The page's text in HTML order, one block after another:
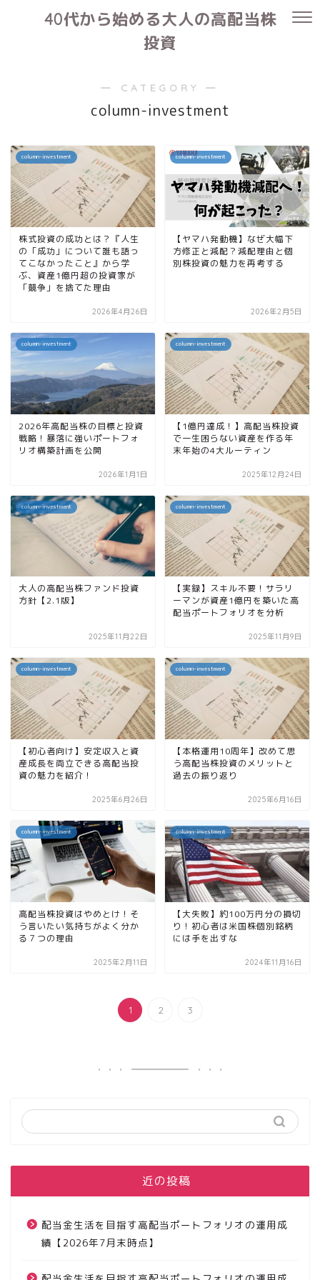
40代から始める大人の高配当株
投資
― CATEGORY ―
column-investment
column-investment
株式投資の成功とは？『人生
の「成功」について誰も語っ
てこなかったこと』から学
ぶ、資産1億円超の投資家が
「競争」を捨てた理由
2026年4月26日
column-investment
【ヤマハ発動機】なぜ大幅下
方修正と減配？減配理由と個
別株投資の魅力を再考する
2026年2月5日
column-investment
2026年高配当株の目標と投資
戦略！暴落に強いポートフォ
リオ構築計画を公開
2026年1月1日
column-investment
【1億円達成！】高配当株投資
で一生困らない資産を作る年
末年始の4大ルーティン
2025年12月24日
column-investment
大人の高配当株ファンド投資
方針【2.1版】
2025年11月22日
column-investment
【実録】スキル不要！サラリ
ーマンが資産1億円を築いた高
配当ポートフォリオを分析
2025年11月9日
column-investment
【初心者向け】安定収入と資
産成長を両立できる高配当投
資の魅力を紹介！
2025年6月26日
column-investment
【本格運用10周年】改めて思
う高配当株投資のメリットと
過去の振り返り
2025年6月16日
column-investment
高配当株投資はやめとけ！そ
う言いたい気持ちがよく分か
る７つの理由
2025年2月11日
column-investment
【大失敗】約100万円分の損切
り！初心者は米国株個別銘柄
には手を出すな
2024年11月16日
1 2 3
最近の投稿
配当金生活を目指す高配当ポートフォリオの運用成
績【2026年7月末時点】